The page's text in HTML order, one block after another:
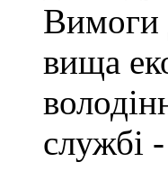
Вимоги
вища
службі